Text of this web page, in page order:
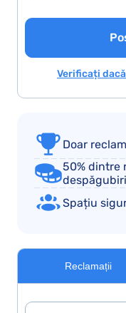
Verificați
Doar
50% dintre
Spațiu
Reclamații